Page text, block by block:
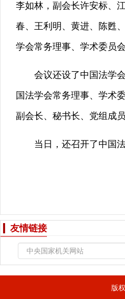
李如林，副会长许安标、
春、王利明、黄进、陈甦
学会常务理事、学术委员
会议还设了中国法学会
国法学会常务理事、学术
副会长、秘书长、党组成
当日，还召开了中国法
友情链接
版